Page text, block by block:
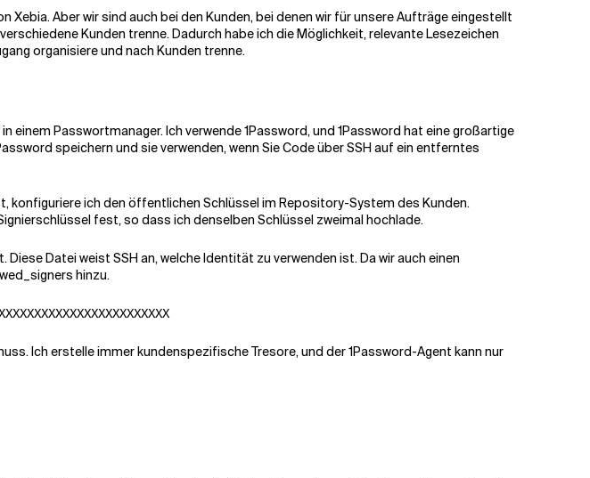
Aber wir sind auch bei den Kunden, bei denen wir für unsere Aufträge eingestellt
Kunden trenne. Dadurch habe ich die Möglichkeit, relevante Lesezeichen
organisiere und nach Kunden trenne.
Passwortmanager. Ich verwende 1Password, und 1Password hat eine großartige
speichern und sie verwenden, wenn Sie Code über SSH auf ein entferntes
konfiguriere ich den öffentlichen Schlüssel im Repository-System des Kunden.
fest, so dass ich denselben Schlüssel zweimal hochlade.
Datei weist SSH an, welche Identität zu verwenden ist. Da wir auch einen
hinzu.
Ich erstelle immer kundenspezifische Tresore, und der 1Password-Agent kann nur